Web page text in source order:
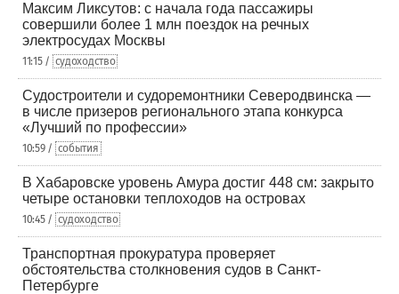
Максим Ликсутов: с начала года пассажиры
совершили более 1 млн поездок на речных
электросудах Москвы
11:15 / судоходство
Судостроители и судоремонтники Северодвинска —
в числе призеров регионального этапа конкурса
«Лучший по профессии»
10:59 / события
В Хабаровске уровень Амура достиг 448 см: закрыто
четыре остановки теплоходов на островах
10:45 / судоходство
Транспортная прокуратура проверяет
обстоятельства столкновения судов в Санкт-
Петербурге